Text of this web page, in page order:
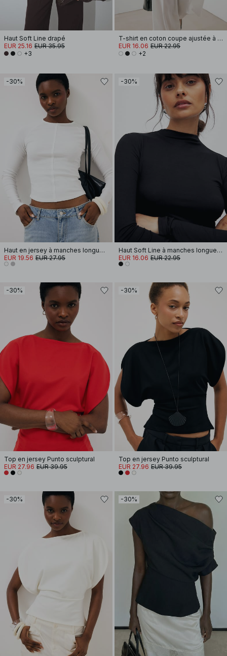
Haut Soft Line drapé
EUR 25.16 EUR 35.95
+3
T-shirt en coton coupe ajustée à encolure cheminée
EUR 16.06 EUR 22.95
+2
-30%
Haut en jersey à manches longues avec ourlet arrondi
EUR 19.56 EUR 27.95
-30%
Haut Soft Line à manches longues et col cheminée
EUR 16.06 EUR 22.95
-30%
Top en jersey Punto sculptural
EUR 27.96 EUR 39.95
-30%
Top en jersey Punto sculptural
EUR 27.96 EUR 39.95
-30% -30%